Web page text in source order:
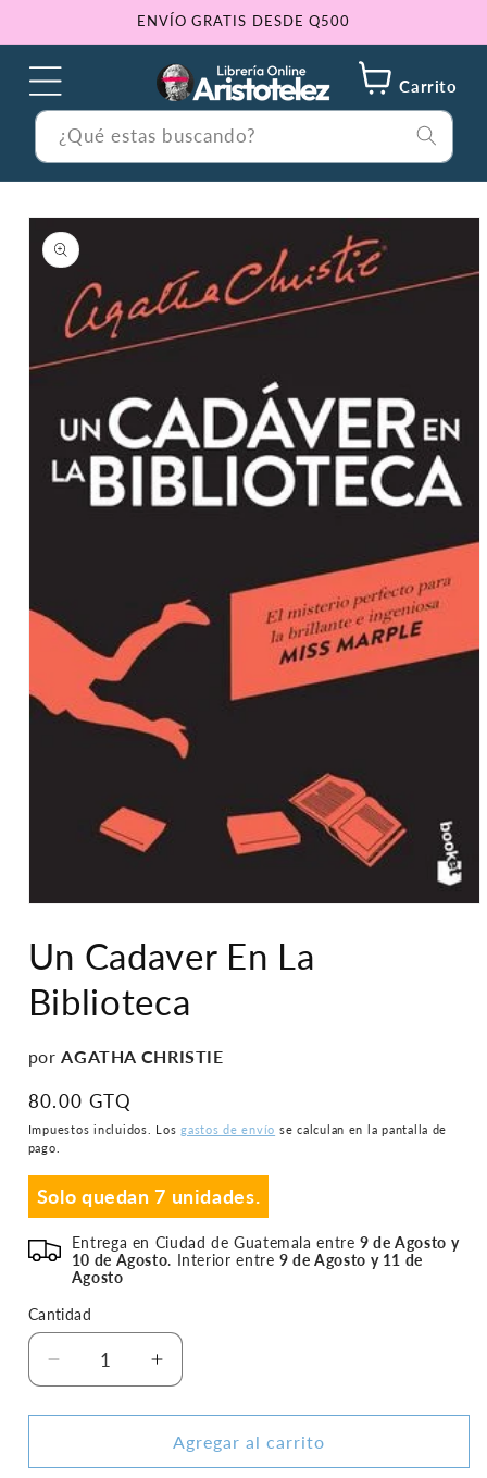
al contenido
ENVÍO GRATIS DESDE Q500
¿Qué estas buscando?
Carrito
directamente
información
multimedia
1
una
ventana
Un Cadaver En La
Biblioteca
por AGATHA CHRISTIE
Precio
habitual
80.00 GTQ
Impuestos incluidos. Losgastos de envío se calculan en la pantalla de
pago.
Solo quedan 7 unidades.
Entrega en Ciudad de Guatemala entre9 de Agosto y
10 de Agosto. Interior entre9 de Agosto y 11 de
Agosto
Cantidad
Reducir
cantidad
para
Cadaver
Aumentar
cantidad
para
Un
Cadaver
Agregar al carrito